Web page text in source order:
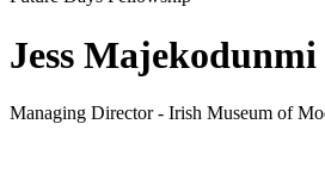
Jess Majekodunmi
Managing Director - Irish Museum of